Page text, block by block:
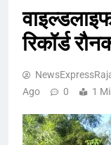
रिकॉर्ड
Ago
0 1